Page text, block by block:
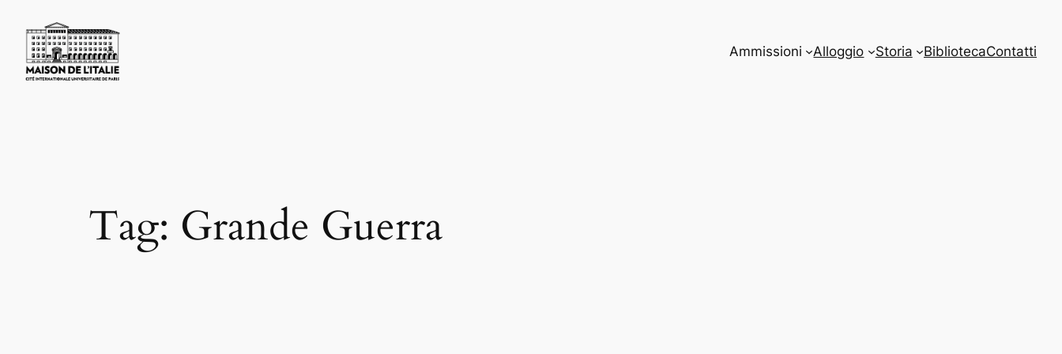
content
Ammissioni Alloggio Storia BibliotecaContatti
Tag: Grande Guerra